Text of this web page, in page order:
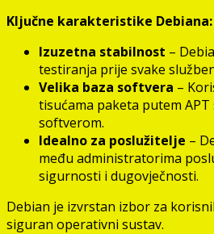
Ključne karakteristike Debiana:
Izuzetna stabilnost –
testiranja prije svake
Velika baza softvera –
tisućama paketa putem
softverom.
Idealno za poslužitelje –
među administratorima
sigurnosti i dugovječnosti.
Debian je izvrstan izbor za
siguran operativni sustav.